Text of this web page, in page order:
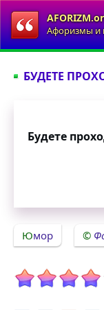
Афоризмы и
БУДЕТЕ
Будете
Юмор